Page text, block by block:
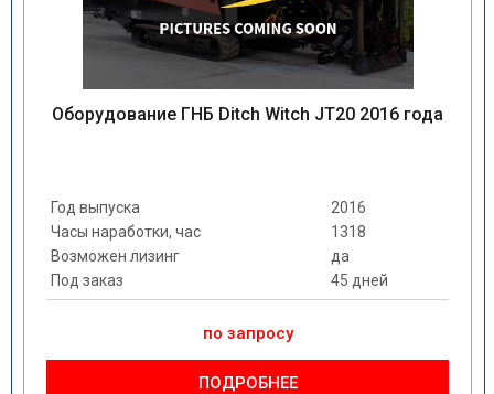
Оборудование ГНБ Ditch Witch JT20 2016 года
Год выпуска
2016
Часы наработки, час
1318
Возможен лизинг
да
Под заказ
45 дней
по запросу
ПОДРОБНЕЕ